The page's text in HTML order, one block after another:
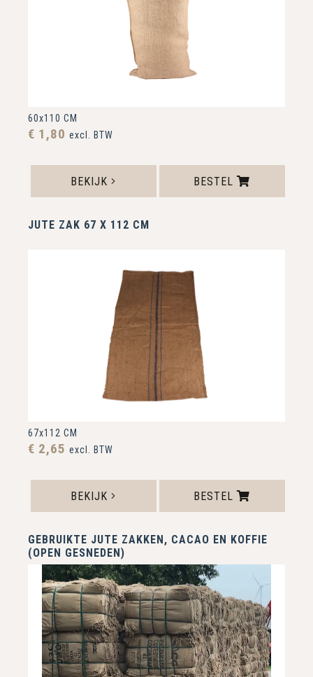
60x110 CM
€ 1,80 excl. BTW
BEKIJK BESTEL
JUTE ZAK 67 X 112 CM
67x112 CM
€ 2,65 excl. BTW
BEKIJK BESTEL
GEBRUIKTE JUTE ZAKKEN, CACAO EN KOFFIE
(OPEN GESNEDEN)